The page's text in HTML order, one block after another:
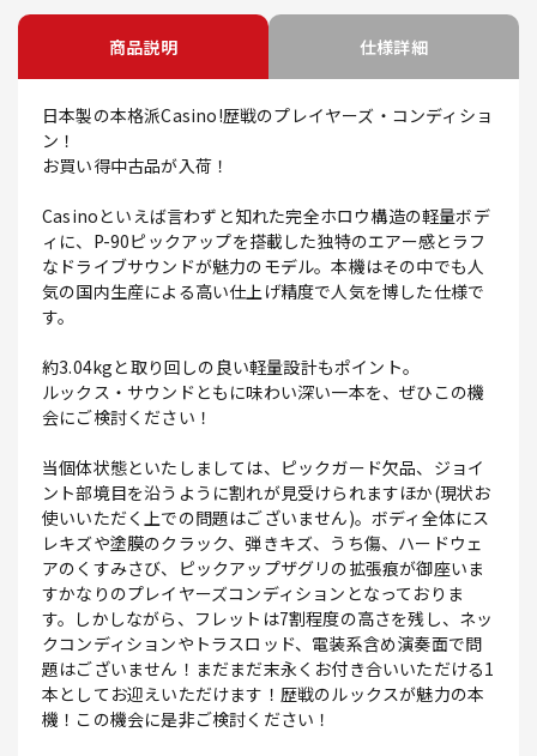
商品説明 仕様詳細
日本製の本格派Casino!歴戦のプレイヤーズ・コンディショ
ン！
お買い得中古品が入荷！
Casinоといえば言わずと知れた完全ホロウ構造の軽量ボデ
ィに、P-90ピックアップを搭載した独特のエアー感とラフ
なドライブサウンドが魅力のモデル。本機はその中でも人
気の国内生産による高い仕上げ精度で人気を博した仕様で
す。
約3.04kgと取り回しの良い軽量設計もポイント。
ルックス・サウンドともに味わい深い一本を、ぜひこの機
会にご検討ください！
当個体状態といたしましては、ピックガード欠品、ジョイ
ント部境目を沿うように割れが見受けられますほか(現状お
使いいただく上での問題はございません)。ボディ全体にス
レキズや塗膜のクラック、弾きキズ、うち傷、ハードウェ
アのくすみさび、ピックアップザグリの拡張痕が御座いま
すかなりのプレイヤーズコンディションとなっておりま
す。しかしながら、フレットは7割程度の高さを残し、ネッ
クコンディションやトラスロッド、電装系含め演奏面で問
題はございません！まだまだ末永くお付き合いいただける1
本としてお迎えいただけます！歴戦のルックスが魅力の本
機！この機会に是非ご検討ください！